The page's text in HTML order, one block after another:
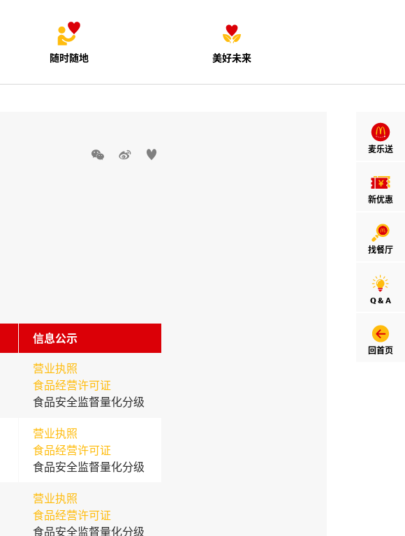
随时随地 美好未来
麦乐送
新优惠
找餐厅
Q & A
回首页
  
信息公示
营业执照
食品经营许可证
食品安全监督量化分级
营业执照
食品经营许可证
食品安全监督量化分级
营业执照
食品经营许可证
食品安全监督量化分级